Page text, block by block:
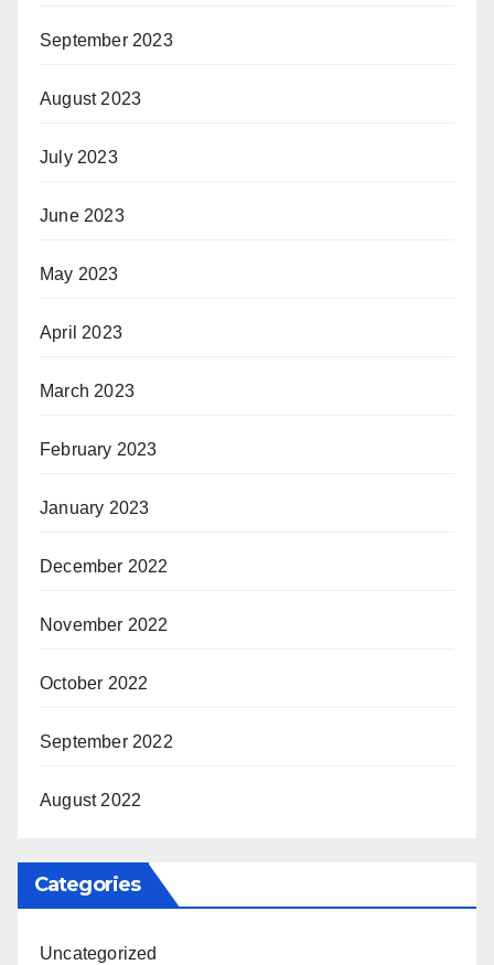
September 2023
August 2023
July 2023
June 2023
May 2023
April 2023
March 2023
February 2023
January 2023
December 2022
November 2022
October 2022
September 2022
August 2022
Categories
Uncategorized